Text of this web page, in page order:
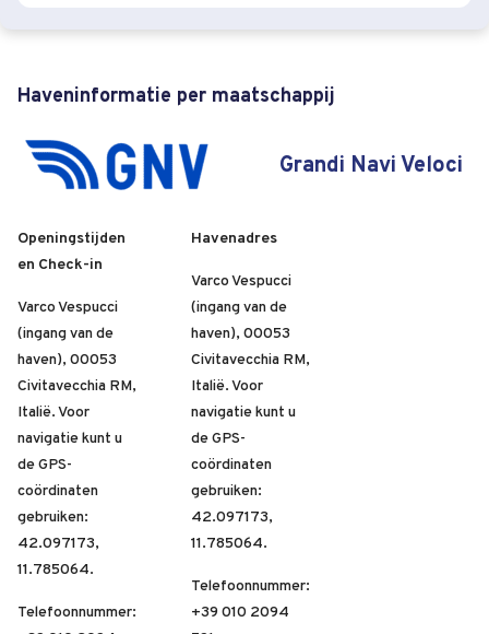
Haveninformatie per maatschappij
Grandi Navi Veloci
Openingstijden
en Check-in
Varco Vespucci
(ingang van de
haven), 00053
Civitavecchia RM,
Italië. Voor
navigatie kunt u
de GPS-
coördinaten
gebruiken:
42.097173,
11.785064.
Telefoonnummer:
Havenadres
Varco Vespucci
(ingang van de
haven), 00053
Civitavecchia RM,
Italië. Voor
navigatie kunt u
de GPS-
coördinaten
gebruiken:
42.097173,
11.785064.
Telefoonnummer:
+39 010 2094